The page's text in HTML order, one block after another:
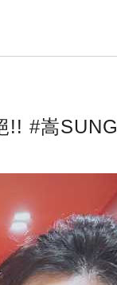
!! #嵩SUNG